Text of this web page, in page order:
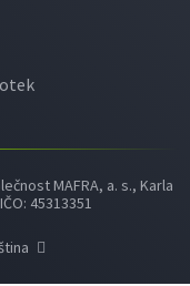
MAFRA, a. s., Karla
45313351